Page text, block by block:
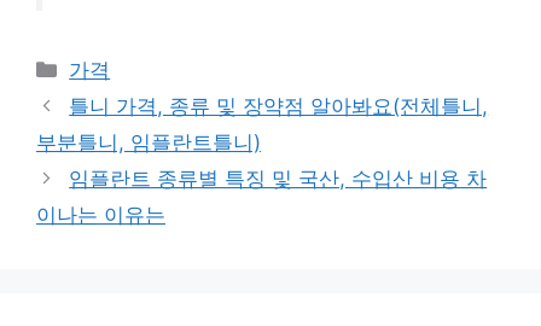
카
테
리
가격
틀니 가격, 종류 및 장약점 알아봐요(전체틀니,
부분틀니, 임플란트틀니)
임플란트 종류별 특징 및 국산, 수입산 비용 차
이나는 이유는